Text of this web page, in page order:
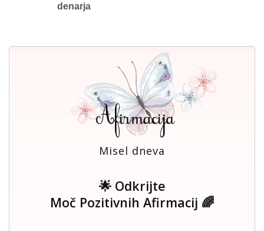
denarja
Misel dneva
🌟 Odkrijte
Moč Pozitivnih Afirmacij 🌈